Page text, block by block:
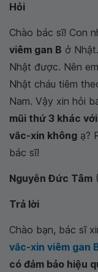
Hỏi
Chào bác sĩ! Con
viêm gan B ở
Nhật được. Nên
Nhật cháu tiêm
Nam. Vậy xin hỏi
mũi thứ 3 khác
vắc-xin không ạ?
bác sĩ!
Nguyễn Đức Tâm
Trả lời
Chào bạn, bác sĩ
vắc-xin viêm gan
có đảm bảo hiệu